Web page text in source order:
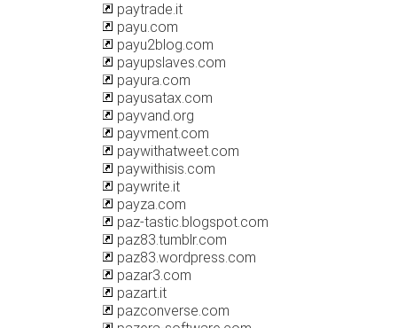
paytrade.it
payu.com
payu2blog.com
payupslaves.com
payura.com
payusatax.com
payvand.org
payvment.com
paywithatweet.com
paywithisis.com
paywrite.it
payza.com
paz-tastic.blogspot.com
paz83.tumblr.com
paz83.wordpress.com
pazar3.com
pazart.it
pazconverse.com